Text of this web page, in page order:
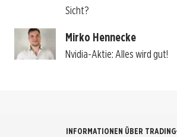
Sicht?
Mirko Hennecke
Nvidia-Aktie: Alles wird gut!
INFORMATIONEN ÜBER